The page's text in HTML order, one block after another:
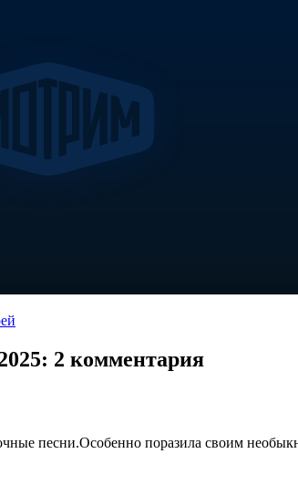
: 2 комментария
песни.Особенно поразила своим